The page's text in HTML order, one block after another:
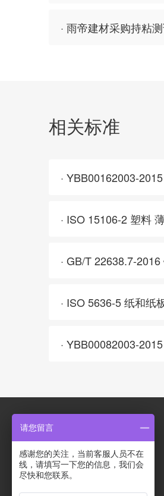
· 雨帝建材采购持粘
相关标准
· YBB00162003-
· GB/T 22638.7-
· ISO 5636-5 纸和纸
· YBB00082003-
包装材料检测仪器和检测
请您留言
感谢您的关注，当前客服人员不在
线，请填写一下您的信息，我们会
尽快和您联系。